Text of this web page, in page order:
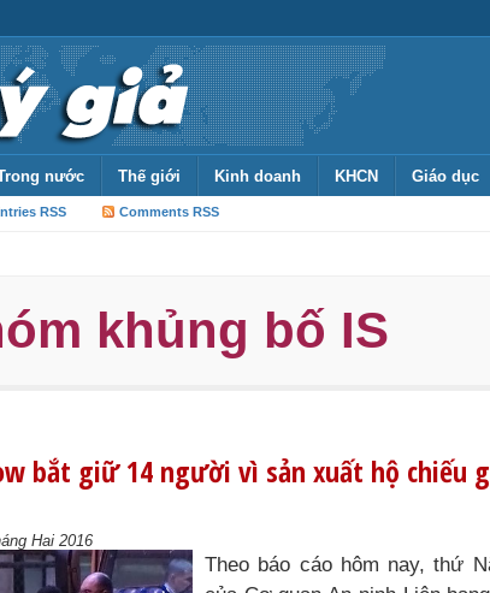
nước Thế giới Kinh doanh KHCN Giáo dục
RSS Comments RSS
khủng bố IS
bắt giữ 14 người vì sản xuất hộ chiếu
Hai 2016
Theo báo cáo hôm nay, thứ